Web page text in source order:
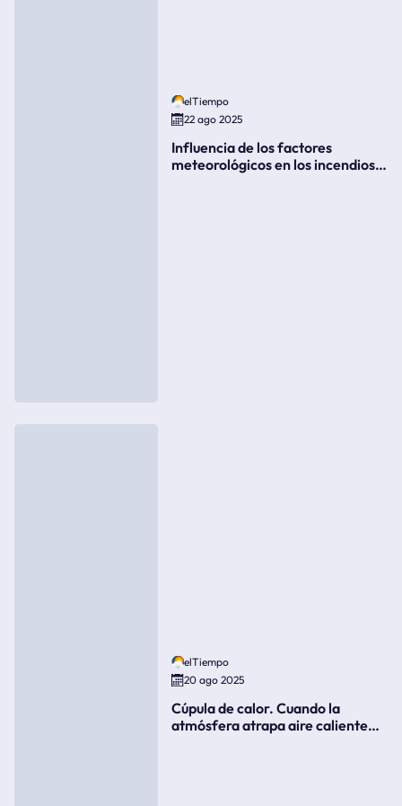
elTiempo
22 ago 2025
Influencia de los factores
meteorológicos en los incendios
elTiempo
20 ago 2025
Cúpula de calor. Cuando la
atmósfera atrapa aire caliente